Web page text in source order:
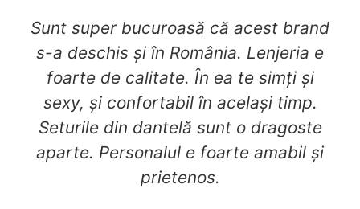
Foarte frumoase toate produsele din
acest magazin. O calitate impecabila.
Am luat un body, Reflexion, superb! Il
ador!
Alexandra
București